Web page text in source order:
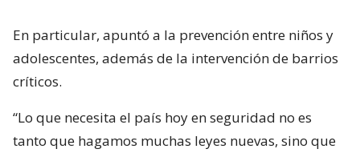
En particular, apuntó a la prevención entre niños y
adolescentes, además de la intervención de barrios
críticos.
“Lo que necesita el país hoy en seguridad no es
tanto que hagamos muchas leyes nuevas, sino que